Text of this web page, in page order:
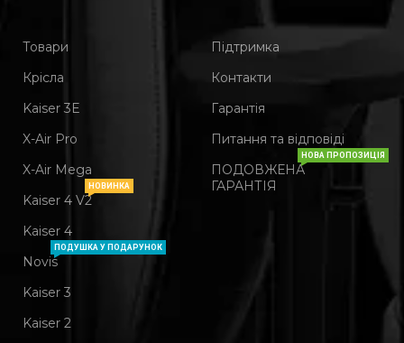
Товари
Крісла
Kaiser 3Е
X-Air Pro
X-Air Mega
Kaiser 4 V2
НОВИНКА
Kaiser 4
Novis
ПОДУШКА У ПОДАРУНОК
Kaiser 3
Kaiser 2
Підтримка
Контакти
Гарантія
Питання та відповіді
ПОДОВЖЕНА
ГАРАНТІЯ
НОВА ПРОПОЗИЦІЯ